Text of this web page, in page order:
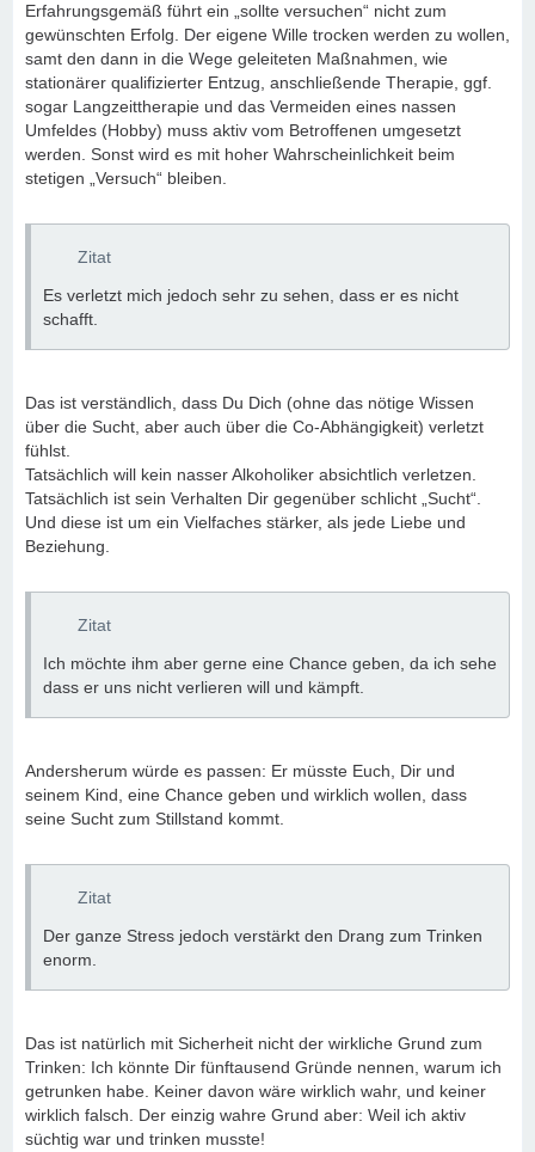
Erfahrungsgemäß führt ein „sollte versuchen“ nicht zum
gewünschten Erfolg. Der eigene Wille trocken werden zu wollen,
samt den dann in die Wege geleiteten Maßnahmen, wie
stationärer qualifizierter Entzug, anschließende Therapie, ggf.
sogar Langzeittherapie und das Vermeiden eines nassen
Umfeldes (Hobby) muss aktiv vom Betroffenen umgesetzt
werden. Sonst wird es mit hoher Wahrscheinlichkeit beim
stetigen „Versuch“ bleiben.
Zitat
Es verletzt mich jedoch sehr zu sehen, dass er es nicht
schafft.
Das ist verständlich, dass Du Dich (ohne das nötige Wissen
über die Sucht, aber auch über die Co-Abhängigkeit) verletzt
fühlst.
Tatsächlich will kein nasser Alkoholiker absichtlich verletzen.
Tatsächlich ist sein Verhalten Dir gegenüber schlicht „Sucht“.
Und diese ist um ein Vielfaches stärker, als jede Liebe und
Beziehung.
Zitat
Ich möchte ihm aber gerne eine Chance geben, da ich sehe
dass er uns nicht verlieren will und kämpft.
Andersherum würde es passen: Er müsste Euch, Dir und
seinem Kind, eine Chance geben und wirklich wollen, dass
seine Sucht zum Stillstand kommt.
Zitat
Der ganze Stress jedoch verstärkt den Drang zum Trinken
enorm.
Das ist natürlich mit Sicherheit nicht der wirkliche Grund zum
Trinken: Ich könnte Dir fünftausend Gründe nennen, warum ich
getrunken habe. Keiner davon wäre wirklich wahr, und keiner
wirklich falsch. Der einzig wahre Grund aber: Weil ich aktiv
süchtig war und trinken musste!